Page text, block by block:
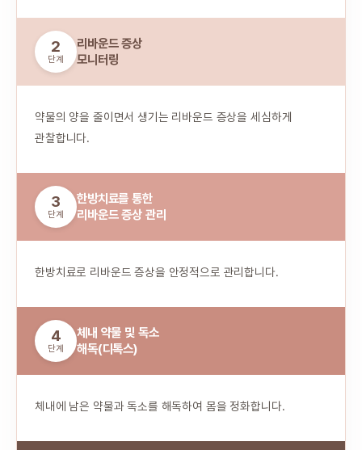
2
단계
리바운드 증상
모니터링
약물의 양을 줄이면서 생기는 리바운드 증상을 세심하게
관찰합니다.
3
단계
한방치료를 통한
리바운드 증상 관리
한방치료로 리바운드 증상을 안정적으로 관리합니다.
4
단계
체내 약물 및 독소
해독(디톡스)
체내에 남은 약물과 독소를 해독하여 몸을 정화합니다.